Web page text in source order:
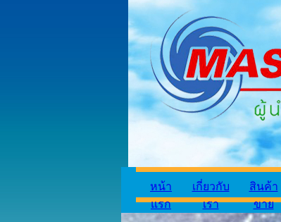
หน้า
แรก
เกี่ยวกับ
เรา
สินค้า
ขาย